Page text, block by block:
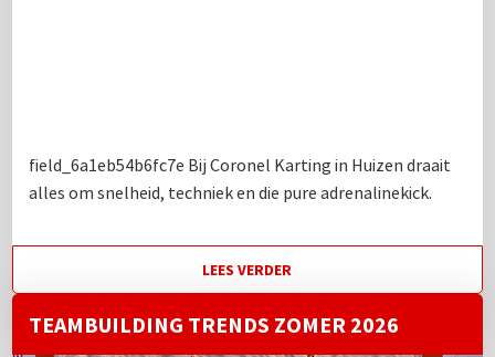
field_6a1eb54b6fc7e Bij Coronel Karting in Huizen draait
alles om snelheid, techniek en die pure adrenalinekick.
LEES VERDER
TEAMBUILDING TRENDS ZOMER 2026